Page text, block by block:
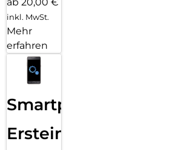
inkl. MwSt.
Mehr
erfahren
Smartphone
Ersteinrichtung